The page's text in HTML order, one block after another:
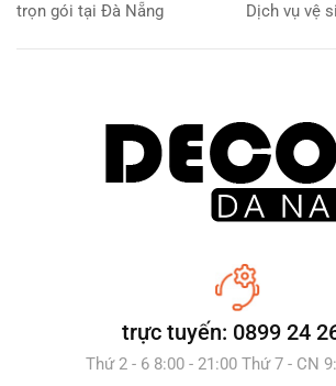
trọn gói tại Đà Nẵng
Dịch vụ vệ
trực tuyến: 0899 24
Thứ 2 - 6 8:00 - 21:00 Thứ 7 - CN